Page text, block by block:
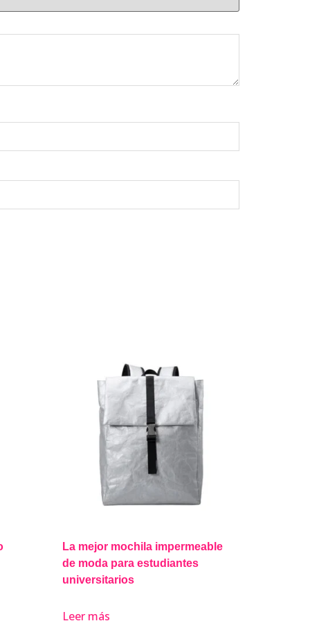
La mejor mochila impermeable
de moda para estudiantes
universitarios
Leer más